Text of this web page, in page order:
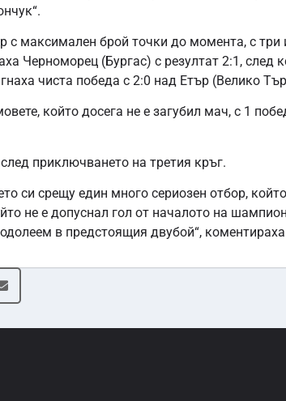
с максимален брой точки до момента, с
Черноморец (Бургас) с резултат 2:1, след
чиста победа с 2:0 над Етър (Велико
който досега не е загубил мач, с 1
приключването на третия кръг.
си срещу един много сериозен отбор,
не е допуснал гол от началото на
в предстоящия двубой“,